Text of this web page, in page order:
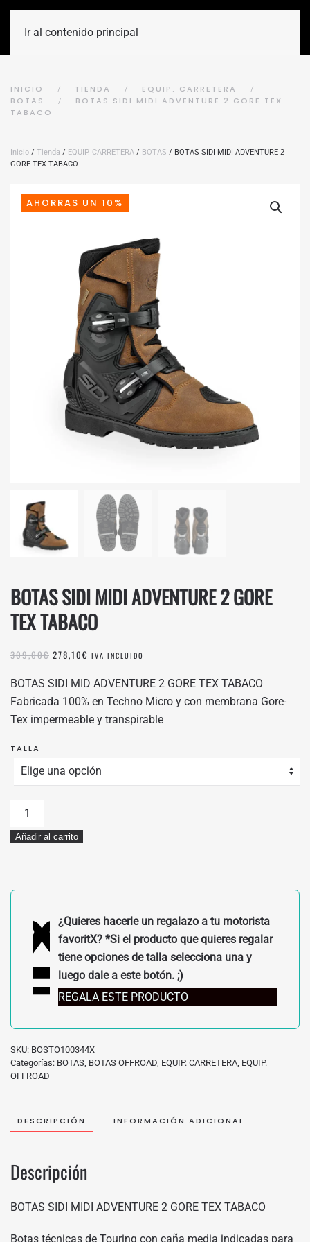
Ir al contenido principal
INICIO TIENDA
EQUIP. CARRETERA
BOTAS
BOTAS SIDI MIDI ADVENTURE 2 GORE TEX
TABACO
Inicio / Tienda / EQUIP. CARRETERA / BOTAS / BOTAS SIDI MIDI ADVENTURE 2
GORE TEX TABACO
AHORRAS UN 10%
BOTAS SIDI MIDI ADVENTURE 2 GORE
TEX TABACO
309,00€ EL
ORIGINAL
ERA:
309,00€.
278,10€ EL
ACTUAL
ES:
278,10€.
IVA INCLUIDO
BOTAS SIDI MID ADVENTURE 2 GORE TEX TABACO
Fabricada 100% en Techno Micro y con membrana Gore-
Tex impermeable y transpirable
TALLA
BOTAS
SIDI
MIDI
GORE
TABACO
cantidad
Añadir al carrito
¿Quieres hacerle un regalazo a tu motorista
favoritX? *Si el producto que quieres regalar
tiene opciones de talla selecciona una y
luego dale a este botón. ;)
REGALA ESTE PRODUCTO
SKU: BOSTO100344X
Categorías: BOTAS BOTAS OFFROAD EQUIP. CARRETERA EQUIP.
OFFROAD
DESCRIPCIÓN INFORMACIÓN ADICIONAL
Descripción
BOTAS SIDI MIDI ADVENTURE 2 GORE TEX TABACO
Botas técnicas de Touring con caña media indicadas para